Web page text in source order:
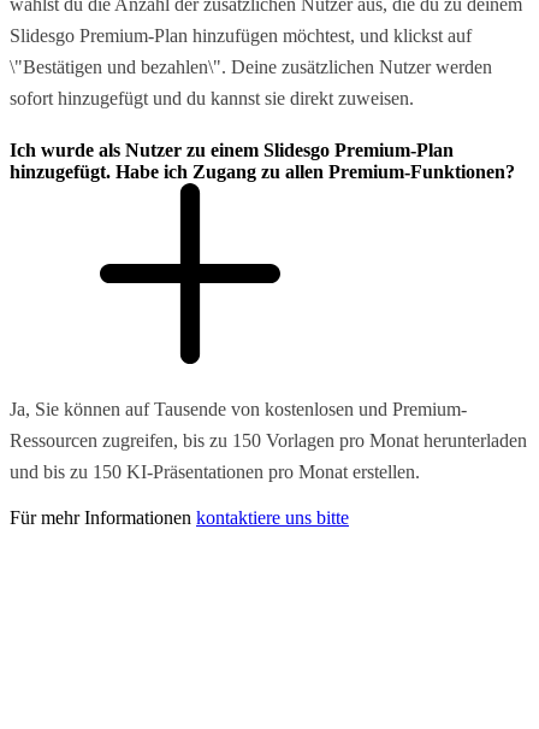
Slidesgo Premium-Plan hinzufügen möchtest, und klickst auf
\"Bestätigen und bezahlen\". Deine zusätzlichen Nutzer werden
sofort hinzugefügt und du kannst sie direkt zuweisen.
Ich wurde als Nutzer zu einem Slidesgo Premium-Plan
hinzugefügt. Habe ich Zugang zu allen Premium-Funktionen?
Ja, Sie können auf Tausende von kostenlosen und Premium-
Ressourcen zugreifen, bis zu 150 Vorlagen pro Monat herunterladen
und bis zu 150 KI-Präsentationen pro Monat erstellen.
Für mehr Informationen kontaktiere uns bitte